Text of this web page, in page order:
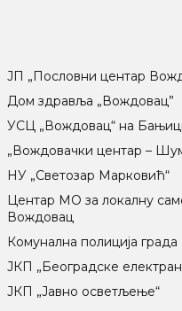
ЈП „Пословни центар
Дом здравља „Вождовац”
УСЦ „Вождовац“ на
„Вождовачки центар –
НУ „Светозар Марковић“
Центар МO за локалну
Вождовац
Комунална полиција
ЈКП „Београдске
ЈКП „Јавно осветљење“